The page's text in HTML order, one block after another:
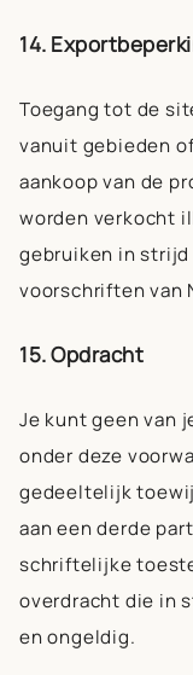
14.
Toegang tot de
vanuit gebieden
aankoop van de
worden verkocht
gebruiken in
voorschriften van
15. Opdracht
Je kunt geen van
onder deze
gedeeltelijk
aan een derde
schriftelijke
overdracht die in
en ongeldig.